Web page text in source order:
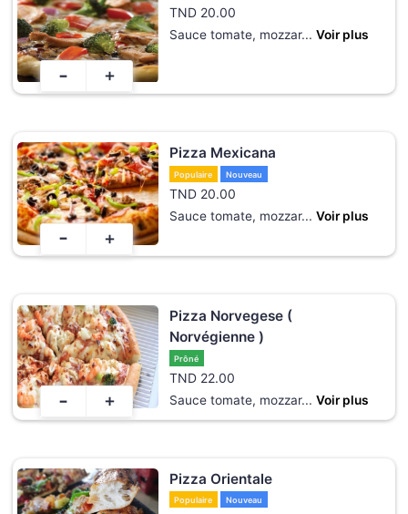
TND 20.00
Sauce tomate, mozzar... Voir plus
- +
Pizza Mexicana
Populaire Nouveau
TND 20.00
Sauce tomate, mozzar... Voir plus
- +
Pizza Norvegese (
Norvégienne )
Prôné
TND 22.00
Sauce tomate, mozzar... Voir plus
- +
Pizza Orientale
Populaire Nouveau